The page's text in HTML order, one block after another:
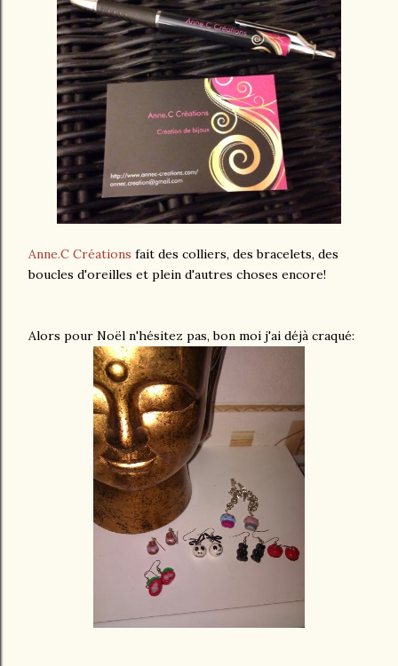
Anne.C Créations fait des colliers, des bracelets, des
boucles d'oreilles et plein d'autres choses encore!
Alors pour Noël n'hésitez pas, bon moi j'ai déjà craqué: